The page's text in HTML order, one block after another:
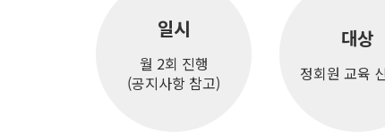
일시
월 2회 진행
(공지사항 참고)
대상
정회원 교육